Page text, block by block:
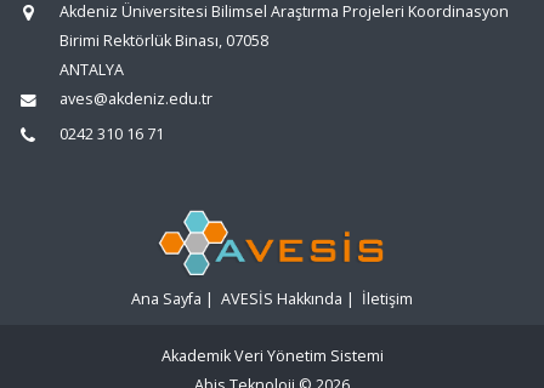
Akdeniz Üniversitesi Bilimsel Araştırma Projeleri Koordinasyon
Birimi Rektörlük Binası, 07058
ANTALYA
aves@akdeniz.edu.tr
0242 310 16 71
Ana Sayfa | AVESİS Hakkında | İletişim
Akademik Veri Yönetim Sistemi